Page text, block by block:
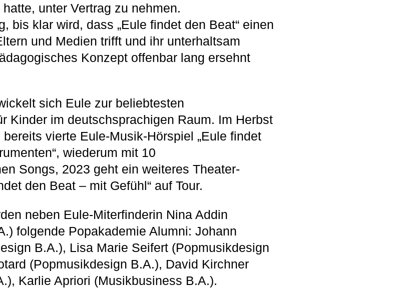
unter Vertrag zu nehmen.
bis klar wird, dass „Eule findet den Beat“ einen
und Medien trifft und ihr unterhaltsam
Konzept offenbar lang ersehnt
sich Eule zur beliebtesten
Kinder im deutschsprachigen Raum. Im Herbst
vierte Eule-Musik-Hörspiel „Eule findet
wiederum mit 10
Songs, 2023 geht ein weiteres Theater-
den Beat – mit Gefühl“ auf Tour.
neben Eule-Miterfinderin Nina Addin
folgende Popakademie Alumni: Johann
B.A.), Lisa Marie Seifert (Popmusikdesign
(Popmusikdesign B.A.), David Kirchner
Karlie Apriori (Musikbusiness B.A.).